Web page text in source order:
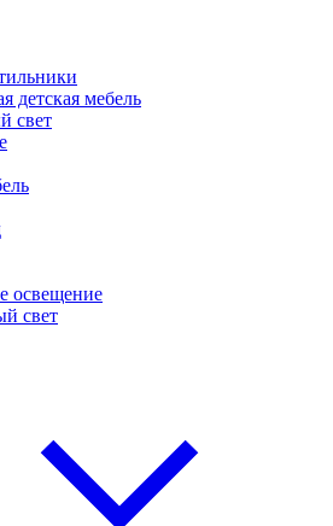
детская мебель
свет
освещение
свет